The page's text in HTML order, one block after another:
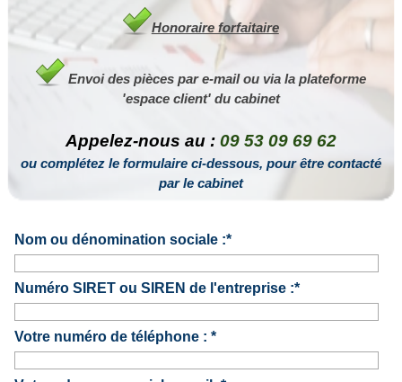
Honoraire forfaitaire
Envoi des pièces par e-mailou via la plateforme
'espace client' du cabinet
Appelez-nous au : 09 53 09 69 62
ou complétez le formulaire ci-dessous, pour être contacté
par le cabinet
Nom ou dénomination sociale :*
Numéro SIRET ou SIREN de l'entreprise :*
Votre numéro de téléphone : *